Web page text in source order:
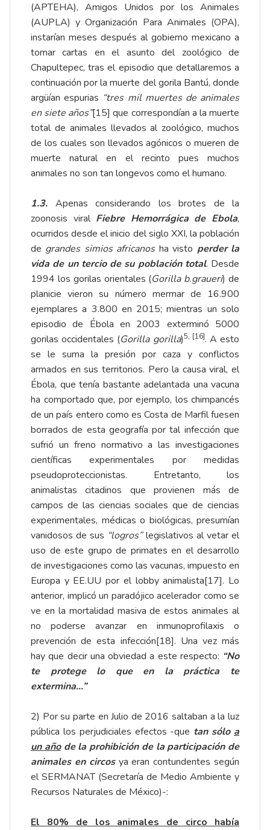
(APTEHA), Amigos Unidos por los Animales
(AUPLA) y Organización Para Animales (OPA),
instarían meses después al gobierno mexicano a
tomar cartas en el asunto del zoológico de
Chapultepec, tras el episodio que detallaremos a
continuación por la muerte del gorila Bantú, donde
argüían espurias “tres mil muertes de animales
en siete años”[15] que correspondían a la muerte
total de animales llevados al zoológico, muchos
de los cuales son llevados agónicos o mueren de
muerte natural en el recinto pues muchos
animales no son tan longevos como el humano.
1.3. Apenas considerando los brotes de la
zoonosis viral Fiebre Hemorrágica de Ebola,
ocurridos desde el inicio del siglo XXI, la población
de grandes simios africanosha visto perder la
vida de un tercio de su población total. Desde
1994 los gorilas orientales (Gorilla b.graueri) de
planicie vieron su número mermar de 16.900
ejemplares a 3.800 en 2015; mientras un solo
episodio de Ébola en 2003 exterminó 5000
gorilas occidentales (Gorilla gorilla)5, [16]. A esto
se le suma la presión por caza y conflictos
armados en sus territorios. Pero la causa viral, el
Ébola, que tenía bastante adelantada una vacuna
ha comportado que, por ejemplo, los chimpancés
de un país entero como es Costa de Marfil fuesen
borrados de esta geografía por tal infección que
sufrió un freno normativo a las investigaciones
científicas experimentales por medidas
pseudoproteccionistas. Entretanto, los
animalistas citadinos que provienen más de
campos de las ciencias sociales que de ciencias
experimentales, médicas o biológicas, presumían
vanidosos de sus “logros”legislativos al vetar el
uso de este grupo de primates en el desarrollo
de investigaciones como las vacunas, impuesto en
Europa y EE.UU por el lobby animalista[17]. Lo
anterior, implicó un paradójico acelerador como se
ve en la mortalidad masiva de estos animales al
no poderse avanzar en inmunoprofilaxis o
prevención de esta infección[18]. Una vez más
hay que decir una obviedad a este respecto: “No
te protege lo que en la práctica te
extermina…”
2) Por su parte en Julio de 2016 saltaban a la luz
pública los perjudiciales efectos -que tan sólo a
un añode la prohibición de la participación de
animales en circosya eran contundentes según
el SERMANAT (Secretaría de Medio Ambiente y
Recursos Naturales de México)-:
El 80% de los animales de circo había